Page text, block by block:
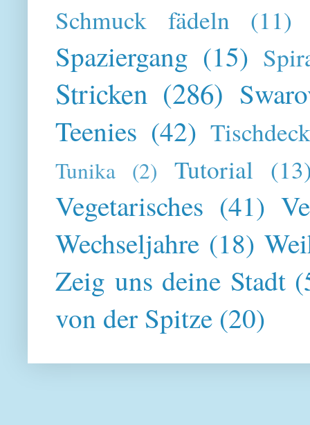
Schmuck fädeln (11)
Spaziergang (15)
Stricken (286)
Teenies (42)
Tunika (2) Tutorial
Vegetarisches (41)
Wechseljahre (18)
Zeig uns deine Stadt
von der Spitze (20)